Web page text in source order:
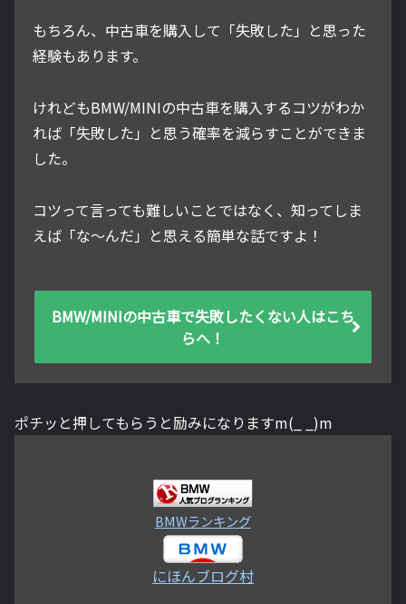
もちろん、中古車を購入して「失敗した」と思った
経験もあります。
けれどもBMW/MINIの中古車を購入するコツがわか
れば「失敗した」と思う確率を減らすことができま
した。
コツって言っても難しいことではなく、知ってしま
えば「な～んだ」と思える簡単な話ですよ！
BMW/MINIの中古車で失敗したくない人はこち
らへ！
ポチッと押してもらうと励みになりますm(_ _)m
BMWランキング
にほんブログ村